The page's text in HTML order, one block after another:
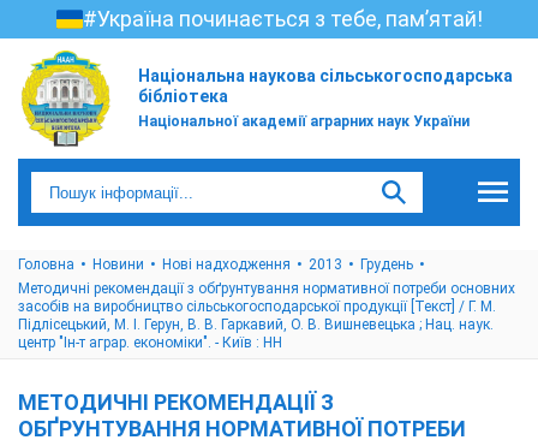
#Україна починається з тебе, пам’ятай!
Національна наукова сільськогосподарська
бібліотека
Національної академії аграрних наук України
Головна Новини Нові надходження 2013
Грудень
Методичні рекомендації з обґрунтування нормативної потреби основних
засобів на виробництво сільськогосподарської продукції [Текст] / Г. М.
Підлісецький, М. І. Герун, В. В. Гаркавий, О. В. Вишневецька ; Нац. наук.
центр "Ін-т аграр. економіки". - Київ : НН
МЕТОДИЧНІ РЕКОМЕНДАЦІЇ З
ОБҐРУНТУВАННЯ НОРМАТИВНОЇ ПОТРЕБИ